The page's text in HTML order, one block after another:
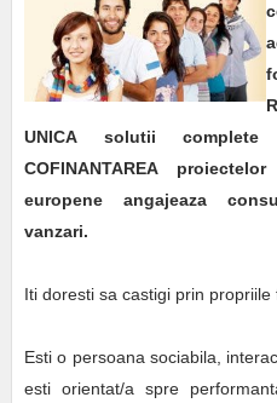
UNICA solutii complete
COFINANTAREA
europene angajeaza
vanzari.
Iti doresti sa castigi prin
Esti o persoana sociabila,
esti orientat/a spre